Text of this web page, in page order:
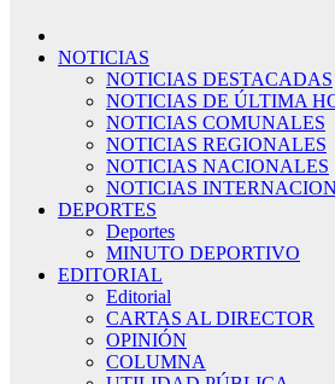
NOTICIAS
NOTICIAS DESTACADAS
NOTICIAS DE ÚLTIMA
NOTICIAS COMUNALES
NOTICIAS REGIONALES
NOTICIAS NACIONALES
NOTICIAS
DEPORTES
Deportes
MINUTO DEPORTIVO
EDITORIAL
Editorial
CARTAS AL DIRECTOR
OPINIÓN
COLUMNA